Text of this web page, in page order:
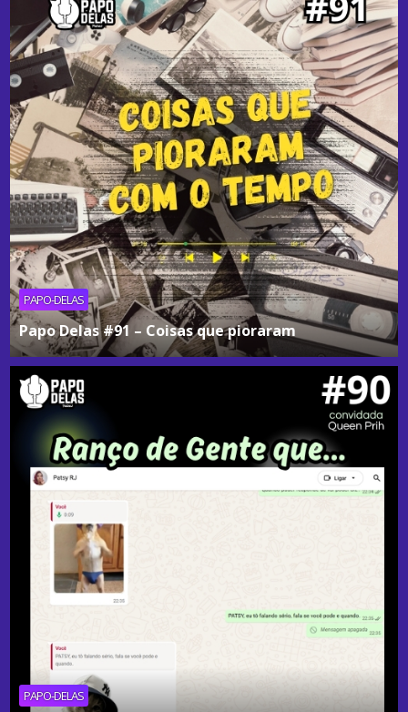
PAPO-DELAS
Papo Delas #91 – Coisas que pioraram
PAPO-DELAS